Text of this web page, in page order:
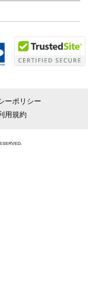
ーポリシー
用規約